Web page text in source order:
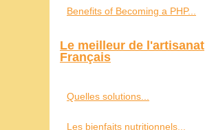
Benefits of Becoming a PHP...
Le meilleur de l'artisanat
Français
Quelles solutions...
Les bienfaits nutritionnels...